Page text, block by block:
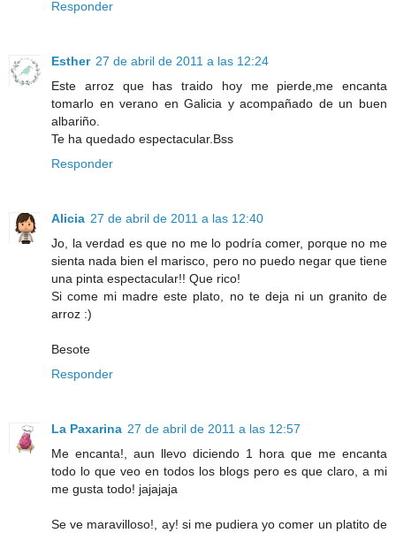
Responder
Esther 27 de abril de 2011 a las 12:24
Este arroz que has traido hoy me pierde,me encanta
tomarlo en verano en Galicia y acompañado de un buen
albariño.
Te ha quedado espectacular.Bss
Responder
Alicia 27 de abril de 2011 a las 12:40
Jo, la verdad es que no me lo podría comer, porque no me
sienta nada bien el marisco, pero no puedo negar que tiene
una pinta espectacular!! Que rico!
Si come mi madre este plato, no te deja ni un granito de
arroz :)
Besote
Responder
La Paxarina 27 de abril de 2011 a las 12:57
Me encanta!, aun llevo diciendo 1 hora que me encanta
todo lo que veo en todos los blogs pero es que claro, a mi
me gusta todo! jajajaja
Se ve maravilloso!, ay! si me pudiera yo comer un platito de